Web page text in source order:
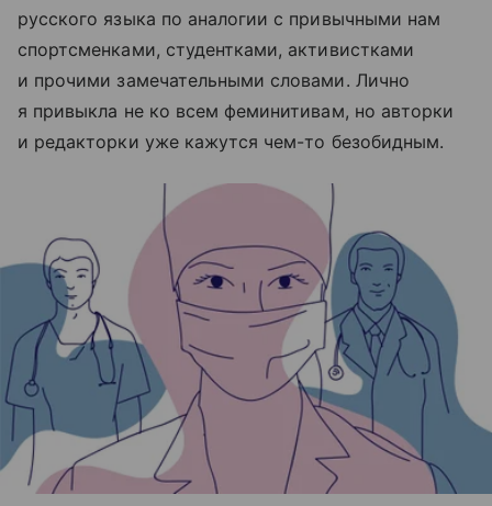
русского языка по аналогии с привычными нам
спортсменками, студентками, активистками
и прочими замечательными словами. Лично
я привыкла не ко всем феминитивам, но авторки
и редакторки уже кажутся чем-то безобидным.